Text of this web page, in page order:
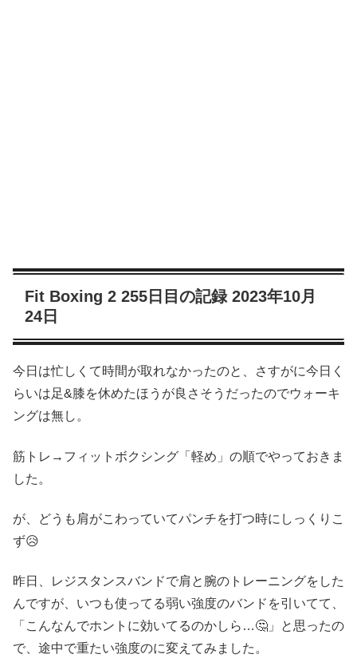
Fit Boxing 2 255日目の記録 2023年10月
24日
今日は忙しくて時間が取れなかったのと、さすがに今日く
らいは足&膝を休めたほうが良さそうだったのでウォーキ
ングは無し。
筋トレ→フィットボクシング「軽め」の順でやっておきま
した。
が、どうも肩がこわっていてパンチを打つ時にしっくりこ
ず😥
昨日、レジスタンスバンドで肩と腕のトレーニングをした
んですが、いつも使ってる弱い強度のバンドを引いてて、
「こんなんでホントに効いてるのかしら…🤔」と思ったの
で、途中で重たい強度のに変えてみました。